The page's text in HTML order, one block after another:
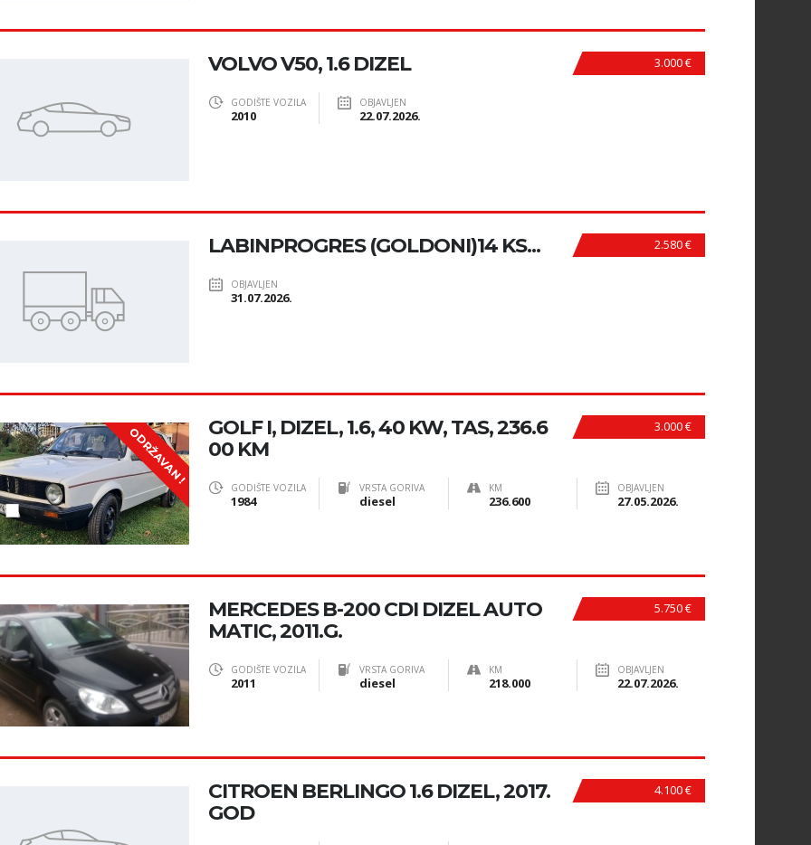
3.000 €
VOLVO V50, 1.6 DIZEL
GODIŠTE VOZILA
2010
OBJAVLJEN
22.07.2026.
2.580 €
LABINPROGRES (GOLDONI)14 KS...
OBJAVLJEN
31.07.2026.
ODRŽAVAN ! 3.000 €
GOLF I, DIZEL, 1.6, 40 KW, TAS, 236.6
00 KM
GODIŠTE VOZILA
1984
VRSTA GORIVA
diesel
KM
236.600
OBJAVLJEN
27.05.2026.
5.750 €
MERCEDES B-200 CDI DIZEL AUTO
MATIC, 2011.G.
GODIŠTE VOZILA
2011
VRSTA GORIVA
diesel
KM
218.000
OBJAVLJEN
22.07.2026.
4.100 €
CITROEN BERLINGO 1.6 DIZEL, 2017.
GOD